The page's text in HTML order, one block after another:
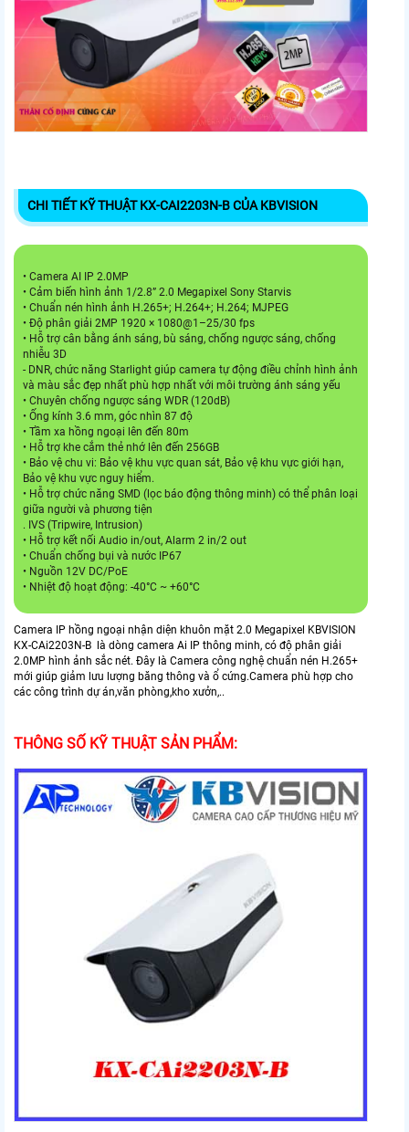
CHI TIẾT KỸ THUẬT KX-CAI2203N-B CỦA KBVISION
• Camera AI IP 2.0MP
• Cảm biến hình ảnh 1/2.8” 2.0 Megapixel Sony Starvis
• Chuẩn nén hình ảnh H.265+; H.264+; H.264; MJPEG
• Độ phân giải 2MP 1920 × 1080@1–25/30 fps
• Hỗ trợ cân bằng ánh sáng, bù sáng, chống ngược sáng, chống
nhiễu 3D
- DNR, chức năng Starlight giúp camera tự động điều chỉnh hình ảnh
và màu sắc đẹp nhất phù hợp nhất với môi trường ánh sáng yếu
• Chuyên chống ngược sáng WDR (120dB)
• Ống kính 3.6 mm, góc nhìn 87 độ
• Tầm xa hồng ngoại lên đến 80m
• Hỗ trợ khe cắm thẻ nhớ lên đến 256GB
• Bảo vệ chu vi: Bảo vệ khu vực quan sát, Bảo vệ khu vực giới hạn,
Bảo vệ khu vực nguy hiểm.
• Hỗ trợ chức năng SMD (lọc báo động thông minh) có thể phân loại
giữa người và phương tiện
. IVS (Tripwire, Intrusion)
• Hỗ trợ kết nối Audio in/out, Alarm 2 in/2 out
• Chuẩn chống bụi và nước IP67
• Nguồn 12V DC/PoE
• Nhiệt độ hoạt động: -40°C ~ +60°C
Camera IP hồng ngoại nhận diện khuôn mặt 2.0 Megapixel KBVISION
KX-CAi2203N-B là dòng camera Ai IP thông minh, có độ phân giải
2.0MP hình ảnh sắc nét. Đây là Camera công nghệ chuẩn nén H.265+
mới giúp giảm lưu lượng băng thông và ổ cứng.Camera phù hợp cho
các công trình dự án,văn phòng,kho xưởn,..
THÔNG SỐ KỸ THUẬT SẢN PHẨM: